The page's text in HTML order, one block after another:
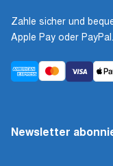
Zahle sicher und
Apple Pay oder PayPal.
Newsletter